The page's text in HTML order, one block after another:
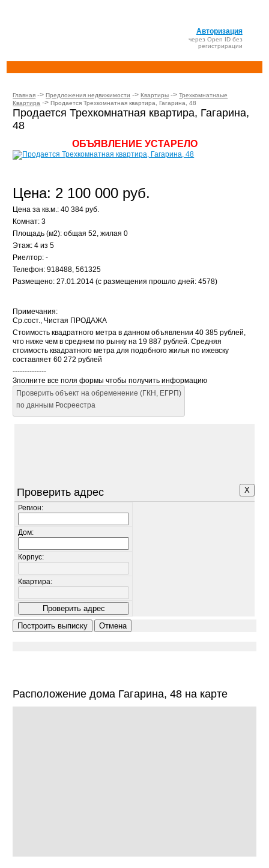
Авторизация
через Open ID без
регистрирации
Главная -> Предложения недвижимости -> Квартиры -> Трехкомнатнаые
Квартира -> Продается Трехкомнатная квартира, Гагарина, 48
Продается Трехкомнатная квартира, Гагарина,
48
ОБЪЯВЛЕНИЕ УСТАРЕЛО
Цена: 2 100 000 руб.
Цена за кв.м.: 40 384 руб.
Комнат: 3
Площадь (м2): общая 52, жилая 0
Этаж: 4 из 5
Риелтор: -
Телефон: 918488, 561325
Размещено: 27.01.2014 (с размещения прошло дней: 4578)
Примечания:
Ср.сост., Чистая ПРОДАЖА
Стоимость квадратного метра в данном объявлении 40 385 рублей,
что ниже чем в среднем по рынку на 19 887 рублей. Средняя
стоимость квадратного метра для подобного жилья по ижевску
составляет 60 272 рублей
--------------
Зполните все поля формы чтобы получить информацию
Проверить объект на обременение (ГКН, ЕГРП)
по данным Росреестра
X
Проверить адрес
Регион:
Дом:
Корпус:
Квартира:
Расположение дома Гагарина, 48 на карте